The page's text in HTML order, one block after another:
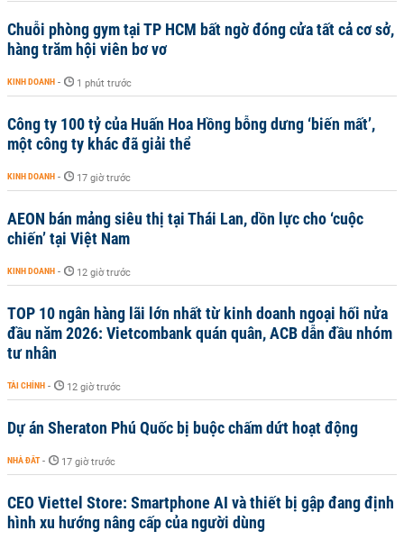
Chuỗi phòng gym tại TP HCM bất ngờ đóng cửa tất cả cơ sở,
hàng trăm hội viên bơ vơ
KINH DOANH - 1 phút trước
Công ty 100 tỷ của Huấn Hoa Hồng bỗng dưng ‘biến mất’,
một công ty khác đã giải thể
KINH DOANH - 17 giờ trước
AEON bán mảng siêu thị tại Thái Lan, dồn lực cho ‘cuộc
chiến’ tại Việt Nam
KINH DOANH - 12 giờ trước
TOP 10 ngân hàng lãi lớn nhất từ kinh doanh ngoại hối nửa
đầu năm 2026: Vietcombank quán quân, ACB dẫn đầu nhóm
tư nhân
TÀI CHÍNH - 12 giờ trước
Dự án Sheraton Phú Quốc bị buộc chấm dứt hoạt động
NHÀ ĐẤT - 17 giờ trước
CEO Viettel Store: Smartphone AI và thiết bị gập đang định
hình xu hướng nâng cấp của người dùng